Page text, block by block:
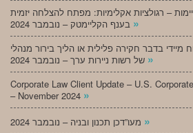
– רגולציות אקלימיות: מפתח להצלחה יזמית
»
מיידי בדבר חקירה פלילית או הליך בירור מנהלי
»
Corporate Law Client Update – U.S.
– November 2024 »
»